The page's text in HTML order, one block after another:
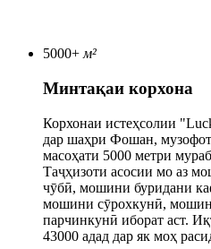
5000+ м²
Минтақаи корхона
Корхонаи истеҳсолии
дар шаҳри Фошан,
масоҳати 5000 метри
Таҷҳизоти асосии мо аз
чӯбӣ, мошини буридани
мошини сӯрохкунӣ,
парчинкунӣ иборат аст.
43000 адад дар як моҳ